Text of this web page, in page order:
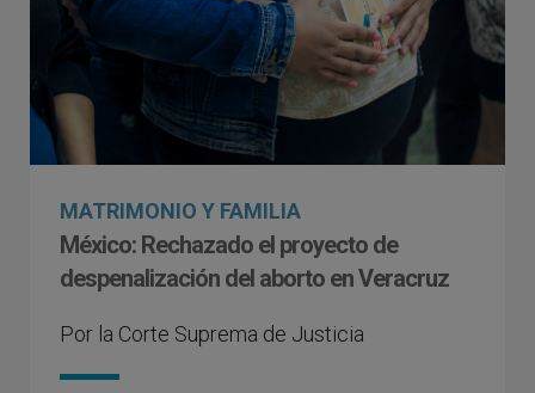
MATRIMONIO Y FAMILIA
México: Rechazado el proyecto de
despenalización del aborto en Veracruz
Por la Corte Suprema de Justicia